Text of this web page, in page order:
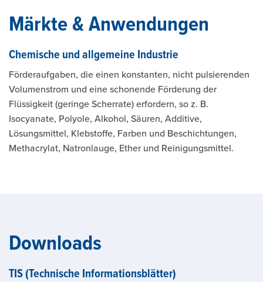
Märkte & Anwendungen
Chemische und allgemeine Industrie
Förderaufgaben, die einen konstanten, nicht pulsierenden
Volumenstrom und eine schonende Förderung der
Flüssigkeit (geringe Scherrate) erfordern, so z. B.
Isocyanate, Polyole, Alkohol, Säuren, Additive,
Lösungsmittel, Klebstoffe, Farben und Beschichtungen,
Methacrylat, Natronlauge, Ether und Reinigungsmittel.
Downloads
TIS (Technische Informationsblätter)